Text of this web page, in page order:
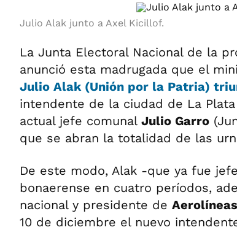
Julio Alak junto a Axel Kicillof.
La Junta Electoral Nacional de la
anunció esta madrugada que el
Julio Alak(Unión por la Patria)
intendente de la ciudad de La
actual jefe comunal Julio Garro
que se abran la totalidad de las
De este modo, Alak -que ya fue
bonaerense en cuatro períodos,
nacional y presidente de
10 de diciembre el nuevo